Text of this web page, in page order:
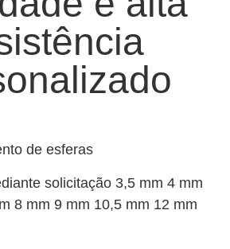
de esferas
solicitação 3,5 mm 4 mm
8 mm 9 mm 10,5 mm 12 mm